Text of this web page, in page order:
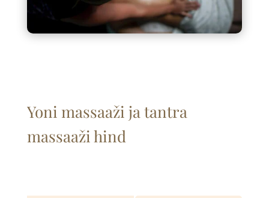
Yoni massaaži ja tantra
massaaži hind